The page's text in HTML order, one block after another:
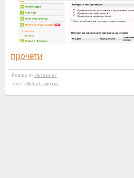
прочети
Posted in Интернет
Tags: Globul сметка